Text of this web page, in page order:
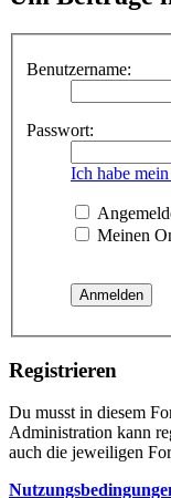
Benutzername:
Passwort:
Ich habe
Meinen
Registrieren
Du musst in diesem
Administration kann
auch die jeweiligen